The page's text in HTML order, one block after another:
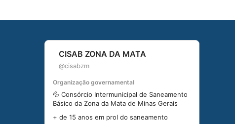
CISAB ZONA DA MATA
@cisabzm
Organização governamental
💦 Consórcio Intermunicipal de Saneamento
Básico da Zona da Mata de Minas Gerais
+ de 15 anos em prol do saneamento